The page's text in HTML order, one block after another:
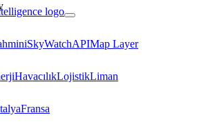
SkyWatchAPIMap Layer
HavacılıkLojistikLiman
Fransa